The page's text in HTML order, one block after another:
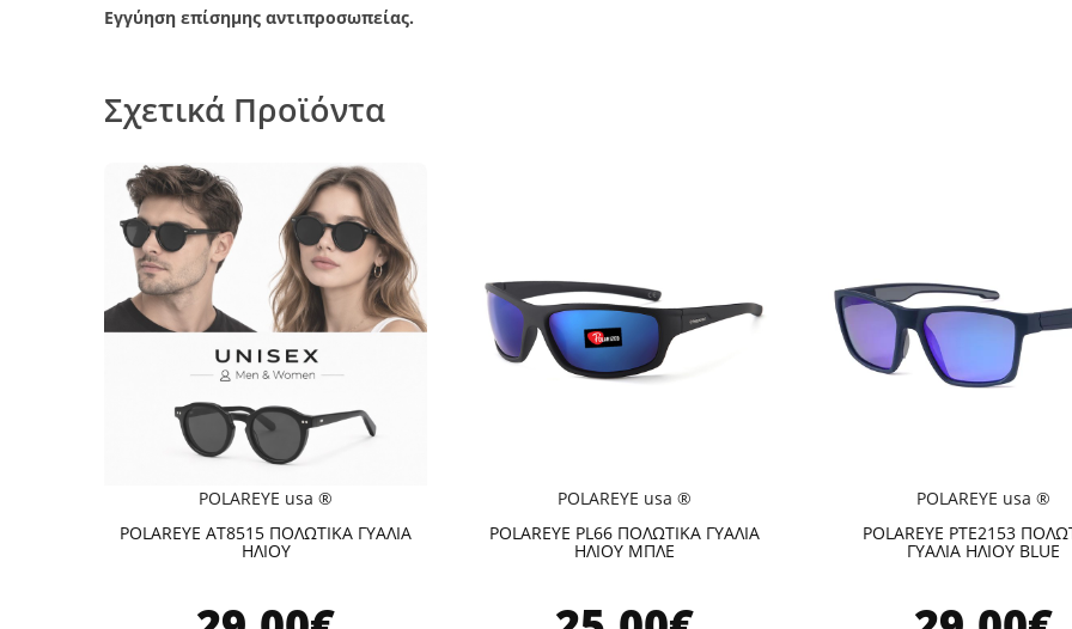
Εγγύηση επίσημης αντιπροσωπείας.
Σχετικά Προϊόντα
POLAREYE usa ®
POLAREYE AT8515 ΠΟΛΩΤΙΚΑ ΓΥΑΛΙΑ
ΗΛΙΟΥ
POLAREYE usa ®
POLAREYE PL66 ΠΟΛΩΤΙΚΑ ΓΥΑΛΙΑ
ΗΛΙΟΥ ΜΠΛΕ
POLAREYE usa ®
POLAREYE PTE2153
ΓΥΑΛΙΑ ΗΛΙΟΥ BLUE